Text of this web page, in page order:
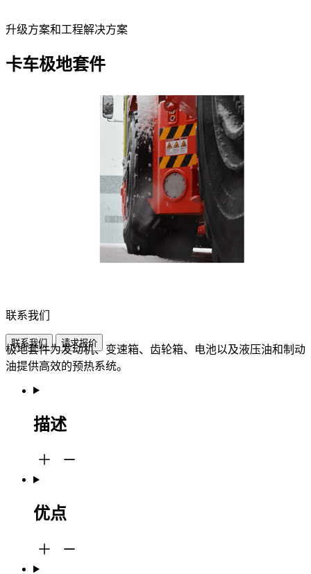
升级方案和工程解决方案
卡车极地套件
联系我们
联系我们 请求报价
极地套件为发动机、变速箱、齿轮箱、电池以及液压油和制动
油提供高效的预热系统。
描述
优点